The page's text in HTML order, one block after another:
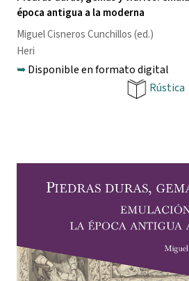
época antigua a la moderna
Miguel Cisneros Cunchillos(ed.)
Heri
➥Disponible en formato digital
Rústica